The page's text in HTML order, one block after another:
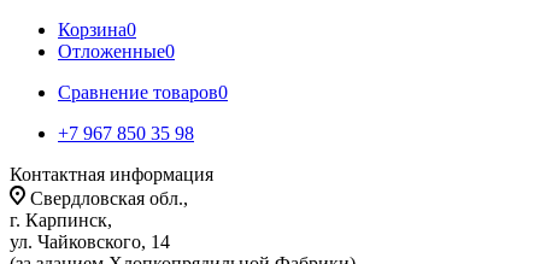
Корзина0
Отложенные0
Сравнение товаров0
+7 967 850 35 98
Контактная информация
Свердловская обл.,
г. Карпинск,
ул. Чайковского, 14